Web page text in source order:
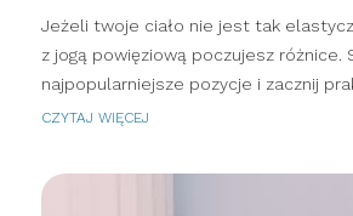
Jeżeli twoje ciało nie jest tak
z jogą powięziową poczujesz różnice.
najpopularniejsze pozycje i zacznij
CZYTAJ WIĘCEJ